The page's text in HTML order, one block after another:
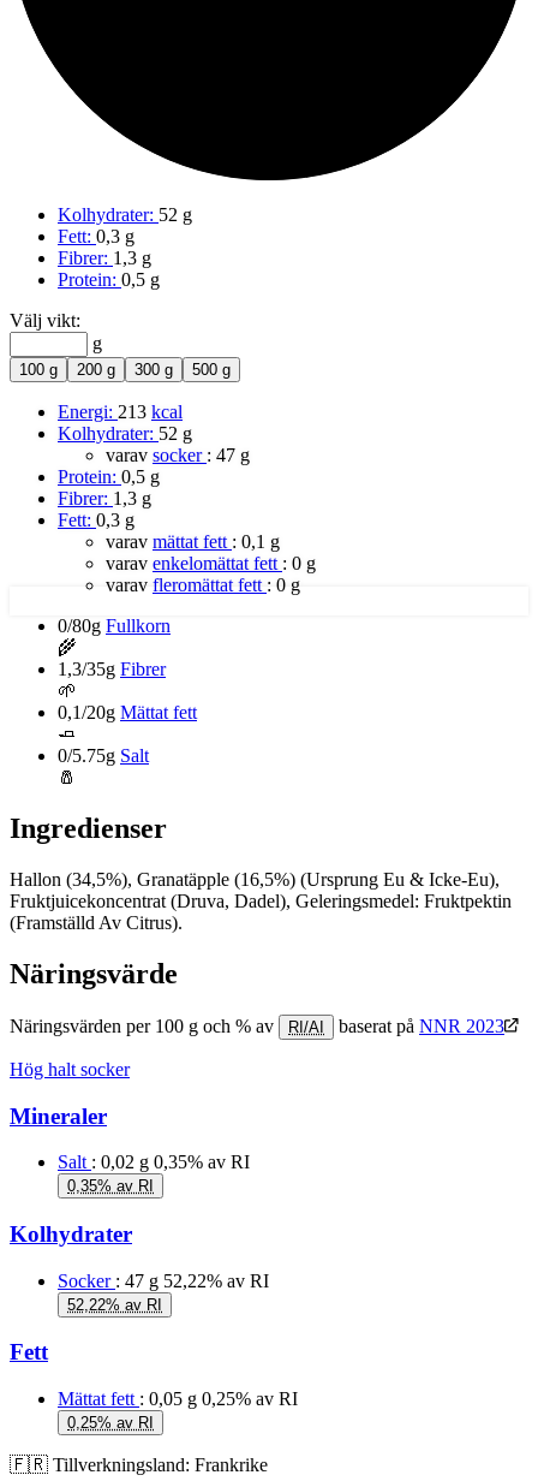
Kolhydrater: 52 g
Fett: 0,3 g
Fibrer: 1,3 g
Protein: 0,5 g
Välj vikt:
g
100 g 200 g 300 g 500 g
Energi: 213 kcal
Kolhydrater: 52 g
varav socker : 47 g
Protein: 0,5 g
Fibrer: 1,3 g
Fett: 0,3 g
varav mättat fett : 0,1 g
varav enkelomättat fett : 0 g
varav fleromättat fett : 0 g
0/80g Fullkorn
🌾
1,3/35g Fibrer
🌱
0,1/20g Mättat fett
🧈
0/5.75g Salt
🧂
Ingredienser
Hallon (34,5%), Granatäpple (16,5%) (Ursprung Eu & Icke-Eu),
Fruktjuicekoncentrat (Druva, Dadel), Geleringsmedel: Fruktpektin
(Framställd Av Citrus).
Näringsvärde
Näringsvärden per 100 g och % av RI/AI baserat på NNR 2023
Hög halt socker
Mineraler
Salt : 0,02 g 0,35% av RI
0,35% av RI
Kolhydrater
Socker : 47 g 52,22% av RI
52,22% av RI
Fett
Mättat fett : 0,05 g 0,25% av RI
0,25% av RI
🇫🇷 Tillverkningsland: Frankrike